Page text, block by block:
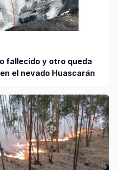
fallecido y otro queda
el nevado Huascarán